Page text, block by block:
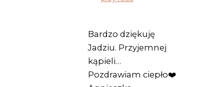
Bardzo dziękuję
Jadziu. Przyjemnej
kąpieli…
Pozdrawiam ciepło❤️